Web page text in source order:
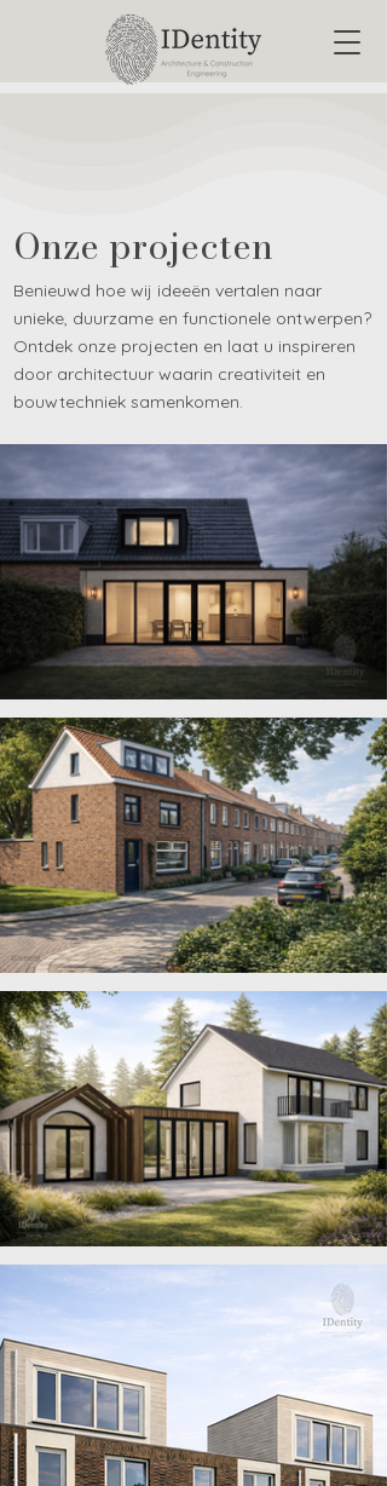
Onze projecten
Benieuwd hoe wij ideeën vertalen naar
unieke, duurzame en functionele ontwerpen?
Ontdek onze projecten en laat u inspireren
door architectuur waarin creativiteit en
bouwtechniek samenkomen.